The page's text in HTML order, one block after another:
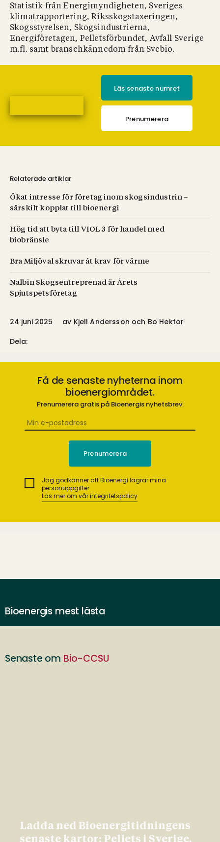
Statistik från Energimyndigheten, Sveriges
klimatrapportering, Riksskogstaxeringen,
Skogsstyrelsen, Skogsindustrierna,
Energiföretagen, Pelletsförbundet, Avfall Sverige
m.fl. samt branschkännedom från Svebio.
Läs senaste numret
Prenumerera
Relaterade artiklar
Ökat intresse för företag inom skogsindustrin –
särskilt kopplat till bioenergi
Hög tid att byta till VIOL 3 för handel med
biobränsle
Bra Miljöval skruvar åt krav för värme
Nalbin Skogsentreprenad är Årets
Spjutspetsföretag
24 juni 2025 av Kjell Andersson och Bo Hektor
Dela:
Få de senaste nyheterna inom
bioenergiområdet.
Prenumerera gratis på Bioenergis nyhetsbrev.
Jag godkänner att Bioenergi lagrar mina
personuppgifter.
Läs mer om vår integritetspolicy
Bioenergis mest lästa
Senaste om Bio-CCSU
Ladda ned Bioenergitidningens
senaste kartor: Pellets i Sverige,